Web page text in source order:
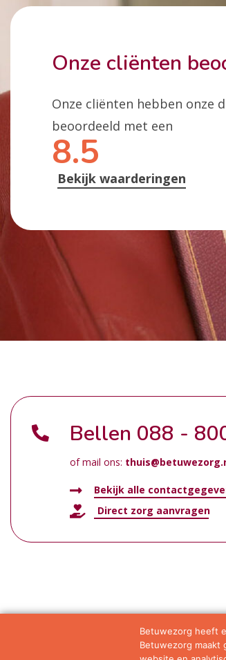
Onze cliënten
Onze cliënten hebben onze
beoordeeld met een
8.5
Bekijk waarderingen
Bellen 088 -
of mail ons:
Bekijk alle
Direct zorg aanvragen
Privacy
Betuwezorg heeft
Betuwezorg maakt